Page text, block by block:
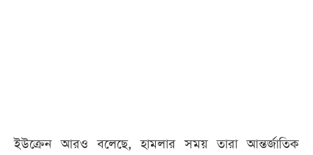
ইউক্রেন আরও বলেছে, হামলার সময় তারা আন্তর্জাতিক